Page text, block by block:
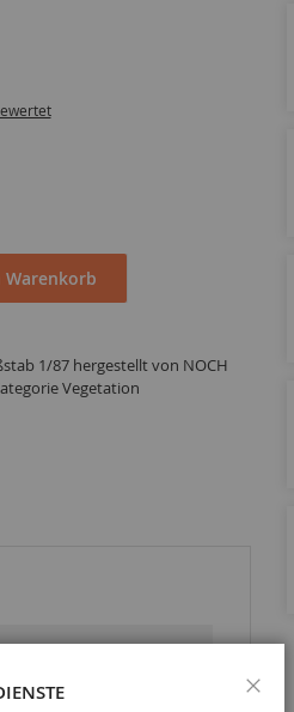
Warenkorb
1/87 hergestellt von NOCH
Vegetation